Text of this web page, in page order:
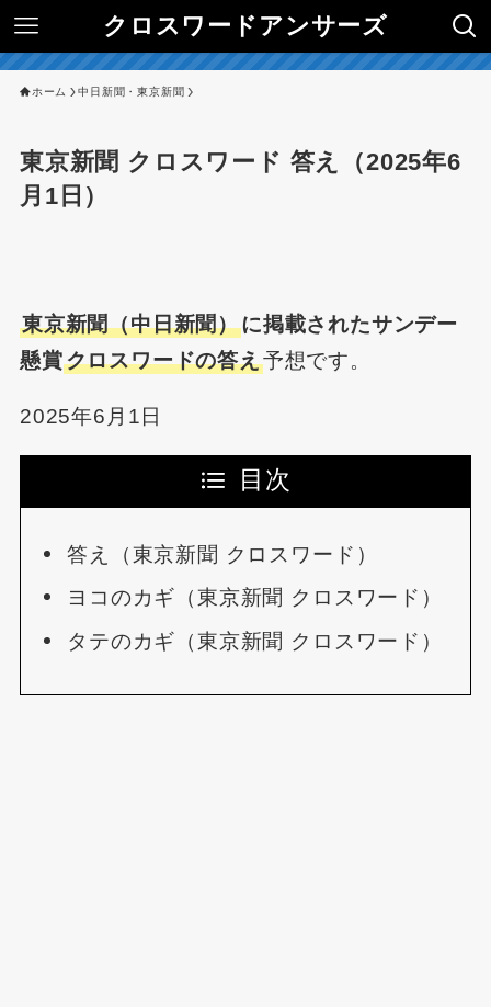
クロスワードアンサーズ
ホーム 中日新聞・東京新聞
東京新聞 クロスワード 答え（2025年6
月1日）
東京新聞（中日新聞）に掲載されたサンデー
懸賞クロスワードの答え予想です。
2025年6月1日
目次
答え（東京新聞 クロスワード）
ヨコのカギ（東京新聞 クロスワード）
タテのカギ（東京新聞 クロスワード）